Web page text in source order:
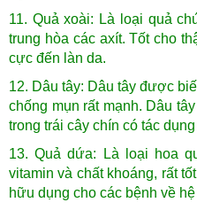
11. Quả xoài: Là loại quả
trung hòa các axít. Tốt cho
cực đến làn da.
12. Dâu tây: Dâu tây được
chống mụn rất mạnh. Dâu
trong trái cây chín có tác
13. Quả dứa: Là loại hoa
vitamin và chất khoáng, rất
hữu dụng cho các bệnh về